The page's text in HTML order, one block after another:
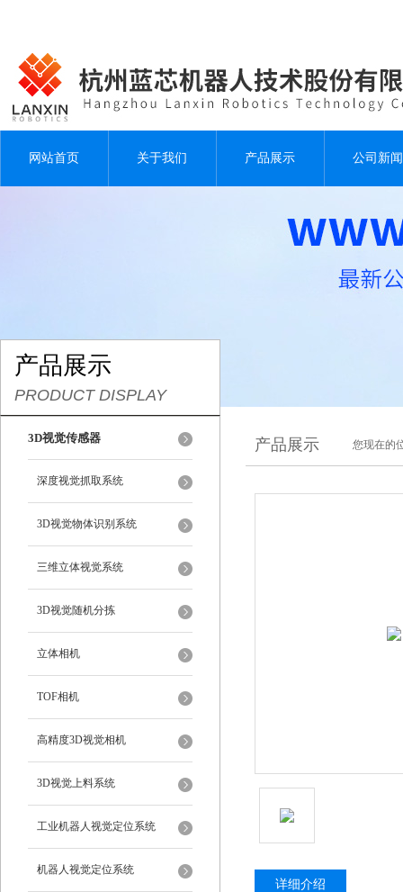
网站首页 关于我们 产品展示 公司新闻
产品展示
PRODUCT DISPLAY
3D视觉传感器
深度视觉抓取系统
3D视觉物体识别系统
三维立体视觉系统
3D视觉随机分拣
立体相机
TOF相机
高精度3D视觉相机
3D视觉上料系统
工业机器人视觉定位系统
机器人视觉定位系统
产品展示 您现在的
详细介绍